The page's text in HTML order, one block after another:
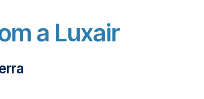
a Luxair